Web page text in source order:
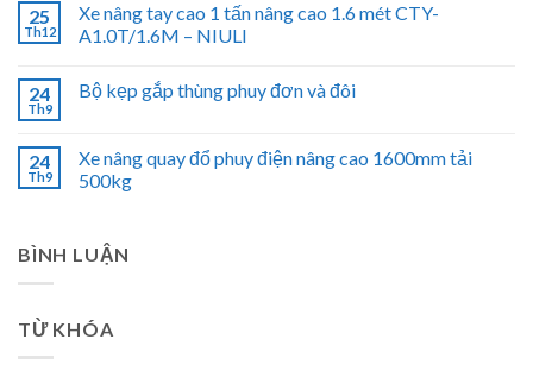
25
Th12
Xe nâng tay cao 1 tấn nâng cao 1.6 mét CTY-
A1.0T/1.6M – NIULI
24
Th9
Bộ kẹp gắp thùng phuy đơn và đôi
24
Th9
Xe nâng quay đổ phuy điện nâng cao 1600mm tải
500kg
BÌNH LUẬN
TỪ KHÓA